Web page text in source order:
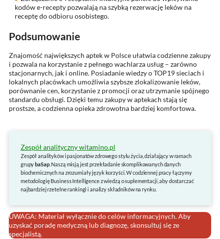
kodów e-recepty pozwalają na szybką rezerwację leków na
receptę do odbioru osobistego.
Podsumowanie
Znajomość największych aptek w Polsce ułatwia codzienne zakupy
i pozwala na korzystanie z pełnego wachlarza usług – zarówno
stacjonarnych, jak i online. Posiadanie wiedzy o TOP19 sieciach i
lokalnych placówkach umożliwia szybsze zlokalizowanie leków,
porównanie cen, korzystanie z promocji oraz utrzymanie spójnego
standardu obsługi. Dzięki temu zakupy w aptekach stają się
prostsze, a codzienna opieka zdrowotna bardziej komfortowa.
Zespół analityczny witamino.pl
Zespół analityków i pasjonatów zdrowego stylu życia, działający w ramach
grupy baSap. Naszą misją jest przekładanie skomplikowanych danych
biochemicznych na zrozumiały język korzyści. W codziennej pracy łączymy
metodologię Business Intelligence z wiedzą o suplementacji, aby dostarczać
najbardziej rzetelne rankingi i analizy składników na rynku.
UWAGA: Materiał wyłącznie do celów informacyjnych. Aby
uzyskać poradę medyczną lub diagnozę, skonsultuj się ze
specjalistą.